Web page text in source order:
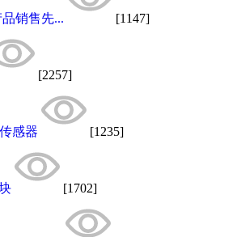
销售先... [1147]
[2257]
感器 [1235]
[1702]